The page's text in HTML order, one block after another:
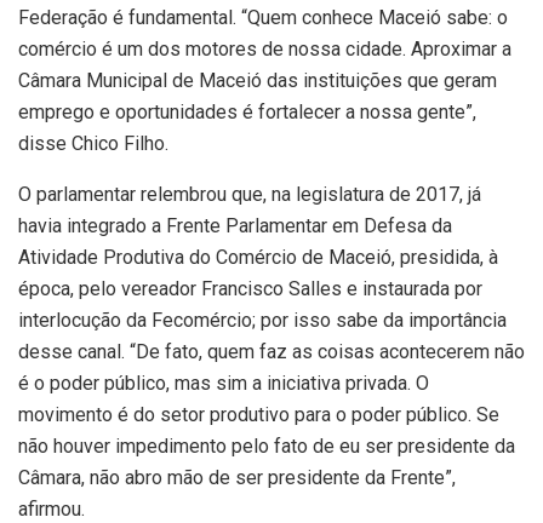
Federação é fundamental. “Quem conhece Maceió sabe: o
comércio é um dos motores de nossa cidade. Aproximar a
Câmara Municipal de Maceió das instituições que geram
emprego e oportunidades é fortalecer a nossa gente”,
disse Chico Filho.
O parlamentar relembrou que, na legislatura de 2017, já
havia integrado a Frente Parlamentar em Defesa da
Atividade Produtiva do Comércio de Maceió, presidida, à
época, pelo vereador Francisco Salles e instaurada por
interlocução da Fecomércio; por isso sabe da importância
desse canal. “De fato, quem faz as coisas acontecerem não
é o poder público, mas sim a iniciativa privada. O
movimento é do setor produtivo para o poder público. Se
não houver impedimento pelo fato de eu ser presidente da
Câmara, não abro mão de ser presidente da Frente”,
afirmou.